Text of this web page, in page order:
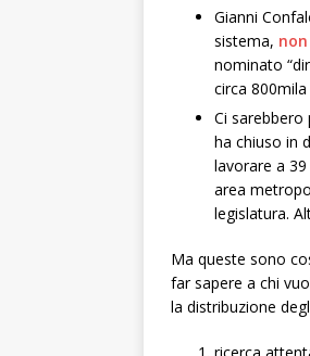
Gianni
sistema,
nominato
circa
Ci
ha chiuso in
lavorare a
area
legislatura.
Ma queste sono
far sapere a chi
la distribuzione